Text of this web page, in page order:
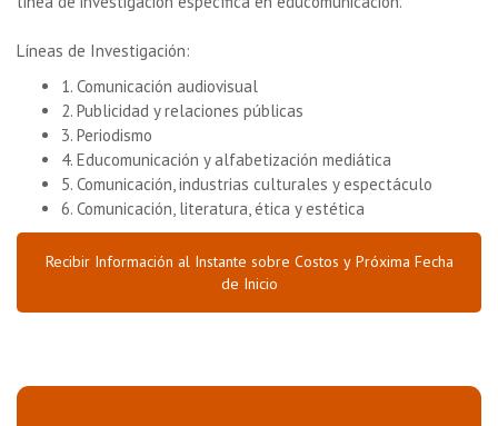
Líneas de Investigación:
1. Comunicación audiovisual
2. Publicidad y relaciones públicas
3. Periodismo
4. Educomunicación y alfabetización mediática
5. Comunicación, industrias culturales y espectáculo
6. Comunicación, literatura, ética y estética
Recibir Información al Instante sobre Costos y Próxima Fecha
de Inicio